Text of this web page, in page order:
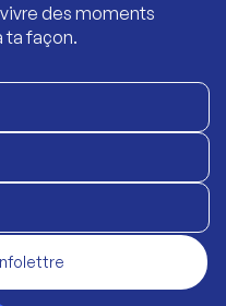
des moments
ta façon.